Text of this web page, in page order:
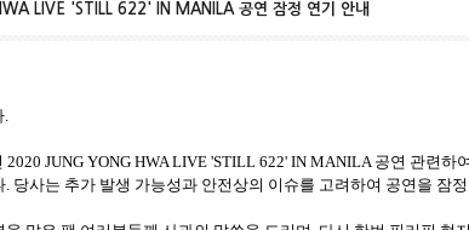
LIVE 'STILL 622' IN MANILA 공연 잠정 연기 안내
.
JUNG YONG HWA LIVE 'STILL 622' IN MANILA 공연 관련
당사는 추가 발생 가능성과 안전상의 이슈를 고려하여 공연을 잠